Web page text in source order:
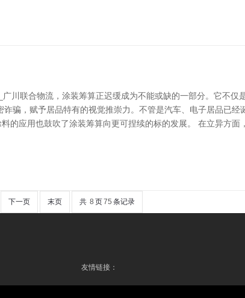
川联合物流，涂装筹算正迟缓成为不能或缺的一部分。它不仅
骗，赋予居品特有的视觉推崇力。不管是汽车、电子居品已
的应用也鼓吹了涂装筹算向更可捏续的标的发展。 在立异方
下一页 末页 共 8 页75 条记录
友情链接：